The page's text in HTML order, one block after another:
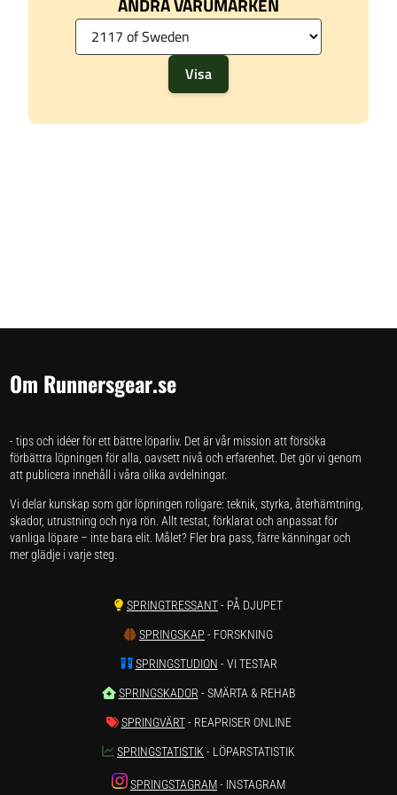
Om Runnersgear.se
- tips och idéer för ett bättre löparliv. Det är vår mission att försöka
förbättra löpningen för alla, oavsett nivå och erfarenhet. Det gör vi genom
att publicera innehåll i våra olika avdelningar.
Vi delar kunskap som gör löpningen roligare: teknik, styrka, återhämtning,
skador, utrustning och nya rön. Allt testat, förklarat och anpassat för
vanliga löpare – inte bara elit. Målet? Fler bra pass, färre känningar och
mer glädje i varje steg.
SPRINGTRESSANT- PÅ DJUPET
SPRINGSKAP - FORSKNING
SPRINGSTUDION - VI TESTAR
SPRINGSKADOR - SMÄRTA & REHAB
SPRINGVÄRT- REAPRISER ONLINE
SPRINGSTATISTIK- LÖPARSTATISTIK
SPRINGSTAGRAM- INSTAGRAM